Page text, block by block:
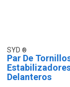
SYD
Par De
Delanteros